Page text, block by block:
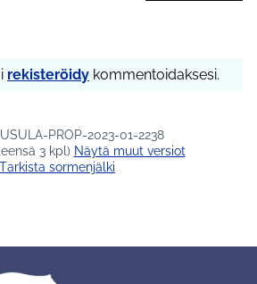
rekisteröidy kommentoidaksesi.
PROP-2023-01-2238
3 kpl)
näytä muut versiot
Tarkista sormenjälki